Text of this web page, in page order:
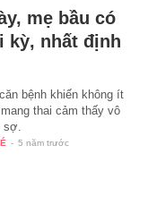
mẹ bầu có
kỳ, nhất định
bệnh khiến không ít
thai cảm thấy vô
sợ.
- 5 năm trước